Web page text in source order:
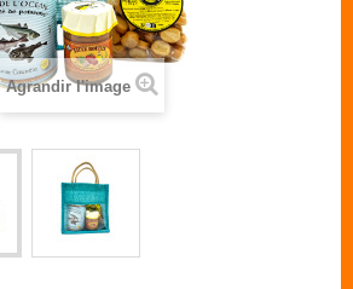
Agrandir l'image